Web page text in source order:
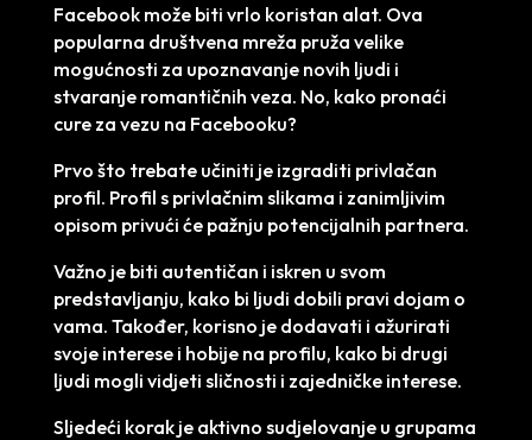
Facebook može biti vrlo koristan alat. Ova
popularna društvena mreža pruža velike
mogućnosti za upoznavanje novih ljudi i
stvaranje romantičnih veza. No, kako pronaći
cure za vezu na Facebooku?
Prvo što trebate učiniti je izgraditi privlačan
profil. Profil s privlačnim slikama i zanimljivim
opisom privući će pažnju potencijalnih partnera.
Važno je biti autentičan i iskren u svom
predstavljanju, kako bi ljudi dobili pravi dojam o
vama. Također, korisno je dodavati i ažurirati
svoje interese i hobije na profilu, kako bi drugi
ljudi mogli vidjeti sličnosti i zajedničke interese.
Sljedeći korak je aktivno sudjelovanje u grupama